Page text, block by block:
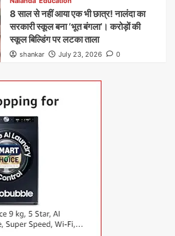
8 साल से नहीं आया एक भी छात्र! नालंदा का
सरकारी स्कूल बना ‘भूत बंगला’। करोड़ों की
स्कूल बिल्डिंग पर लटका ताला
shankar July 23, 2026 0